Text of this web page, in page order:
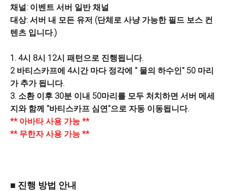
채널: 이벤트 서버 일반 채널
대상: 서버 내 모든 유저 (단체로 사냥 가능한 필드 보스 컨
텐츠 입니다.)
1. 4시 8시 12시 패턴으로 진행됩니다.
2 바티스카프에 4시간 마다 정각에 " 물의 하수인" 50 마리
가 추가 됩니다.
3. 소환 이후 30분 이내 50마리를 모두 처치하면 서버 메세
지와 함께 "바티스카프 심연"으로 자동 이동됩니다.
** 아바타 사용 가능 **
** 무한자 사용 가능 **
■ 진행 방법 안내